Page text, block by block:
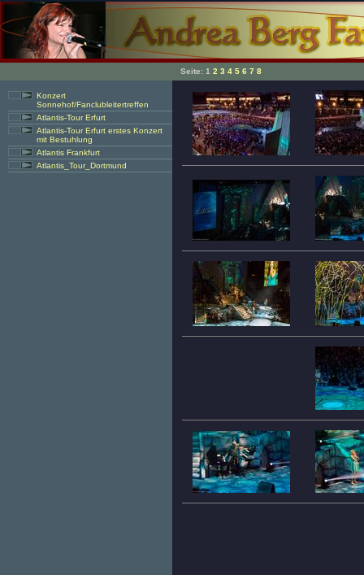
Seite: 1 2 3 4 5 6 7 8
Konzert
Sonnehof/Fanclubleitertreffen
Atlantis-Tour Erfurt
Atlantis-Tour Erfurt erstes Konzert
mit Bestuhlung
Atlantis Frankfurt
Atlantis_Tour_Dortmund